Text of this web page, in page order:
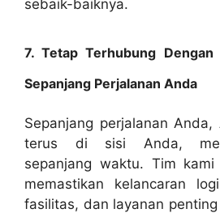
sebaik-baiknya.
7. Tetap Terhubung Dengan
Sepanjang Perjalanan Anda
Sepanjang perjalanan Anda,
terus di sisi Anda,
sepanjang waktu. Tim
memastikan kelancaran
fasilitas, dan layanan